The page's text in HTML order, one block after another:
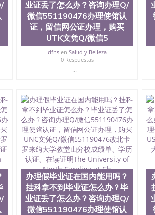
译为“圣荷西州立大学”）成立于1857年，简
学之一。位于圣何塞市San Jose中心，占地
，它以极高的就业率，全美名列前茅的毕业
福克斯》杂志评选为全美50强公立综合性大
今，这是一所在世界上享有学术地位、声誉
质量的核心代表。其计算机系与会计系更是
所处地域的世界硅谷中心得到工作机会。许
实习机会。无论是加州大学系统(UC)，还是
科技中心。约有学生三万人，超过134种学士
其有名的科系如计算机科学，电子工程学，
各种大学部和研究所的商学课程也吸引了众
收集客户办理信息； 2、客户付定金下单；
确认； 5、电子图确认好转成品部做成品；
内顺丰，国外DHL）。 三、真实网上可查的
2、留学回国人员证明（使馆认证），使馆
终身受用。 四、办理流程农业科学院、艺术
院、工程学院、健康与人类发展学院、信息
教育学院排名在全美前十名，工学院排名在
及博士学位。学校的专业课程包括：会计学
音乐、生物学、统计学、美术、电子工程、
、建筑设计、工商管理、材料科学、机械工
业证丢了怎么办？咨询办理Q/
微信551190476办理使馆认
证，留信网公证办理，购买
UTK文凭Q/微信5
dfnsen Salud y Belleza
0 Respuestas
...
办理假毕业证在国内能用吗？
挂科拿不到毕业证怎么办？毕
业证丢了怎么办？咨询办理Q/
微信551190476办理使馆认